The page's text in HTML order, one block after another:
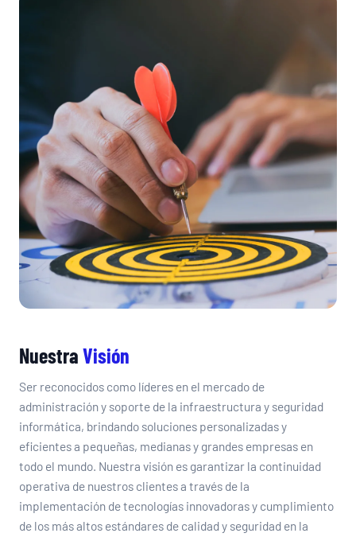
NuestraVisión
Ser reconocidos como líderes en el mercado de
administración y soporte de la infraestructura y seguridad
informática, brindando soluciones personalizadas y
eficientes a pequeñas, medianas y grandes empresas en
todo el mundo. Nuestra visión es garantizar la continuidad
operativa de nuestros clientes a través de la
implementación de tecnologías innovadoras y cumplimiento
de los más altos estándares de calidad y seguridad en la